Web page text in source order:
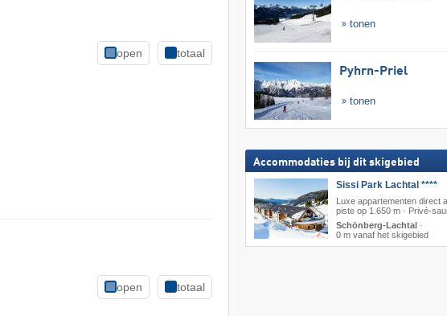
open totaal
open totaal
tonen
Pyhrn-Priel
tonen
Accommodaties bij dit skigebied
Sissi Park Lachtal ****
Luxe appartementen direct
piste op 1.650 m · Privé-
Schönberg-Lachtal·
0 m vanaf het skigebied